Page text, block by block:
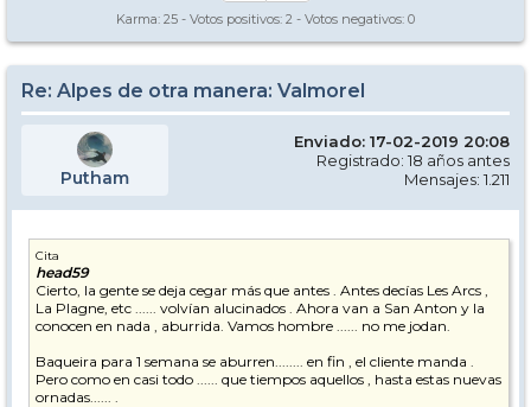
Karma: 25 - Votos positivos: 2 - Votos negativos: 0
Re: Alpes de otra manera: Valmorel
Putham
Enviado: 17-02-2019 20:08
Registrado: 18 años antes
Mensajes: 1.211
Cita
head59
Cierto, la gente se deja cegar más que antes . Antes decías Les Arcs ,
La Plagne, etc ...... volvían alucinados . Ahora van a San Anton y la
conocen en nada , aburrida. Vamos hombre ...... no me jodan.
Baqueira para 1 semana se aburren........ en fin , el cliente manda .
Pero como en casi todo ...... que tiempos aquellos , hasta estas nuevas
ornadas...... .